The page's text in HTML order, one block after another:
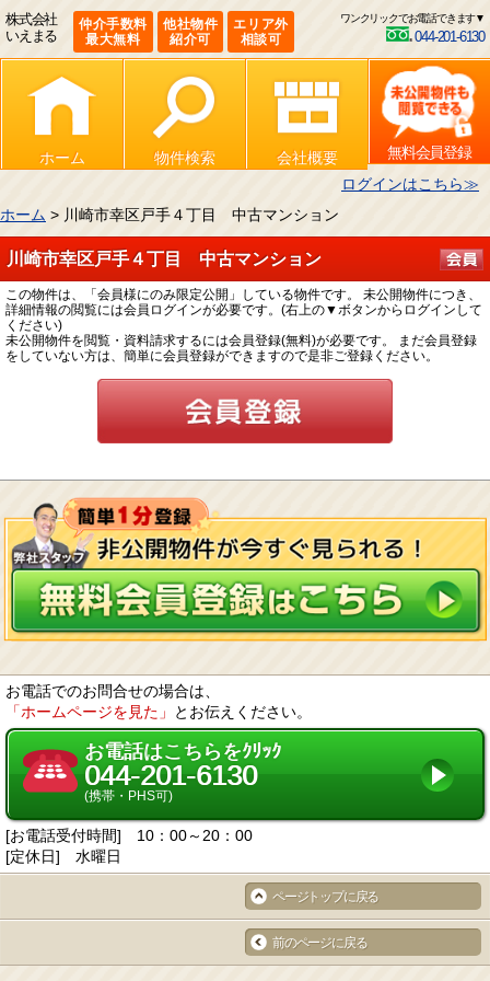
株式会社
いえまる
仲介手数料
最大無料
他社物件
紹介可
エリア外
相談可
ワンクリックでお電話できます▼
044-201-6130
ホーム 物件検索 会社概要
無料会員登録
ログインはこちら≫
ホーム > 川崎市幸区戸手４丁目 中古マンション
川崎市幸区戸手４丁目 中古マンション
この物件は、「会員様にのみ限定公開」している物件です。 未公開物件につき、
詳細情報の閲覧には会員ログインが必要です。(右上の▼ボタンからログインして
ください)
未公開物件を閲覧・資料請求するには会員登録(無料)が必要です。 まだ会員登録
をしていない方は、簡単に会員登録ができますので是非ご登録ください。
お電話でのお問合せの場合は、
「ホームページを見た」
とお伝えください。
お電話はこちらをｸﾘｯｸ
044-201-6130
(携帯・PHS可)
[お電話受付時間] 10：00～20：00
[定休日] 水曜日
ページトップに戻る
前のページに戻る